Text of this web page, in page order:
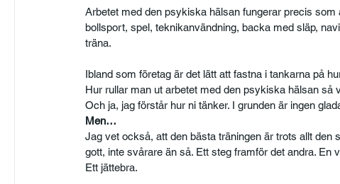
Arbetet med den psykiska hälsan fungerar precis
bollsport, spel, teknikanvändning, backa med släp,
träna.
Ibland som företag är det lätt att fastna i tankarna på
Hur rullar man ut arbetet med den psykiska hälsan så
Och ja, jag förstår hur ni tänker. I grunden är ingen
Men…
Jag vet också, att den bästa träningen är trots allt den
gott, inte svårare än så. Ett steg framför det andra. En
Ett jättebra.